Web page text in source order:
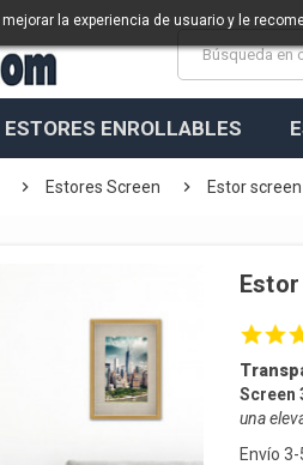
la experiencia de usuario y le
ESTORES ENROLLABLES
 Estores Screen  Estor
Screen
una
Envío